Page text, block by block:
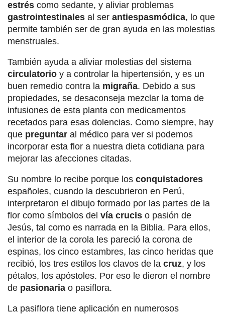
estrés como sedante, y aliviar problemas
gastrointestinales al ser antiespasmódica, lo que
permite también ser de gran ayuda en las molestias
menstruales.
También ayuda a aliviar molestias del sistema
circulatorio y a controlar la hipertensión, y es un
buen remedio contra la migraña. Debido a sus
propiedades, se desaconseja mezclar la toma de
infusiones de esta planta con medicamentos
recetados para esas dolencias. Como siempre, hay
que preguntar al médico para ver si podemos
incorporar esta flor a nuestra dieta cotidiana para
mejorar las afecciones citadas.
Su nombre lo recibe porque los conquistadores
españoles, cuando la descubrieron en Perú,
interpretaron el dibujo formado por las partes de la
flor como símbolos del vía crucis o pasión de
Jesús, tal como es narrada en la Biblia. Para ellos,
el interior de la corola les pareció la corona de
espinas, los cinco estambres, las cinco heridas que
recibió, los tres estilos los clavos de la cruz, y los
pétalos, los apóstoles. Por eso le dieron el nombre
de pasionaria o pasiflora.
La pasiflora tiene aplicación en numerosos